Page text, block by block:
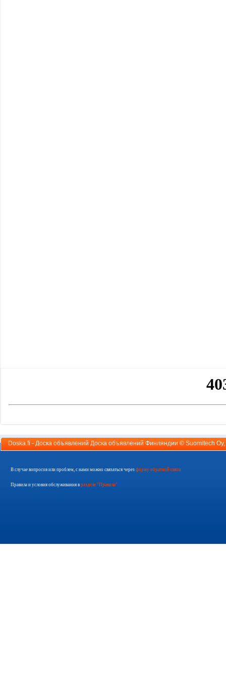
Doska.fi - Доска объявлений Доска объявлений Финляндии © Suomitech Oy
В случае вопросов или проблем, с нами можно связаться через форму обратной связи
Правила и условия обслуживания в разделе "Правила"